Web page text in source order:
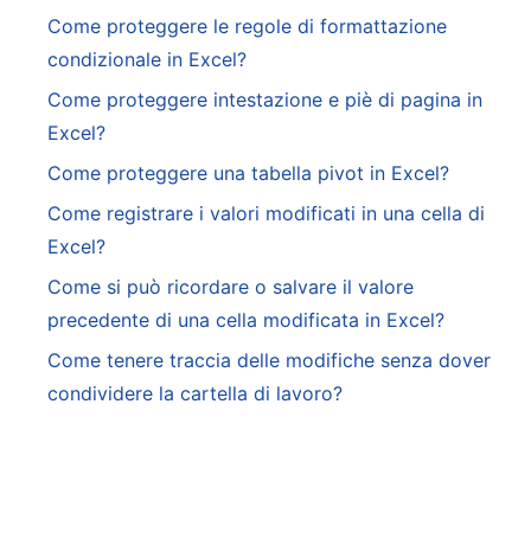
Come proteggere le regole di formattazione
condizionale in Excel?
Come proteggere intestazione e piè di pagina in
Excel?
Come proteggere una tabella pivot in Excel?
Come registrare i valori modificati in una cella di
Excel?
Come si può ricordare o salvare il valore
precedente di una cella modificata in Excel?
Come tenere traccia delle modifiche senza dover
condividere la cartella di lavoro?